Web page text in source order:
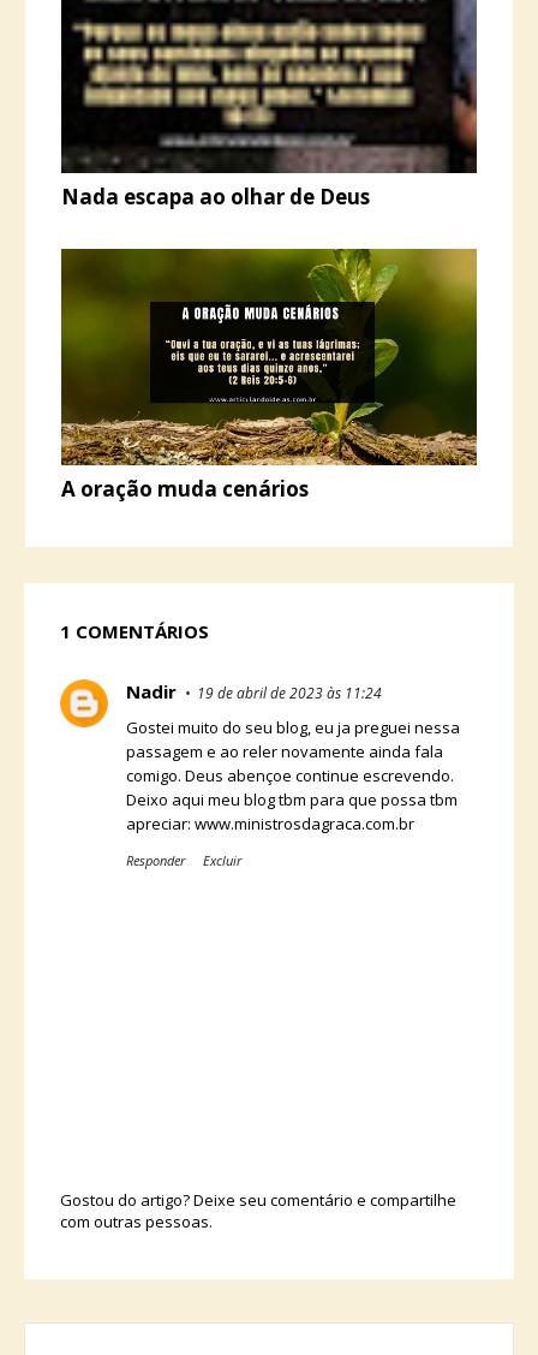
Nada escapa ao olhar de Deus
A oração muda cenários
1 COMENTÁRIOS
Nadir 19 de abril de 2023 às 11:24
Gostei muito do seu blog, eu ja preguei nessa
passagem e ao reler novamente ainda fala
comigo. Deus abençoe continue escrevendo.
Deixo aqui meu blog tbm para que possa tbm
apreciar: www.ministrosdagraca.com.br
Responder Excluir
Gostou do artigo? Deixe seu comentário e compartilhe
com outras pessoas.